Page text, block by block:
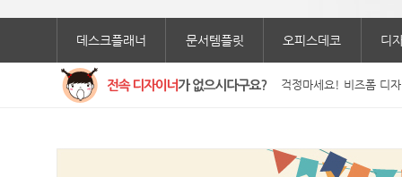
데스크플래너 문서템플릿 오피스데코 디
걱정마세요! 비즈폼 디